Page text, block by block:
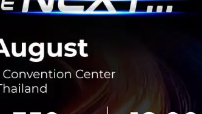
3 เรื่องที่ประเทศไทยต้อง Focus สร้างคน–
นวัตกรรม–ปฏิรูประบบราชการ เพื่อยกระดับขีดความ